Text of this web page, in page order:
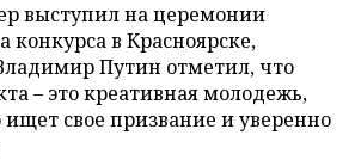
выступил на церемонии
конкурса в Красноярске,
Путин отметил, что
– это креативная молодежь,
ищет свое призвание и уверенно